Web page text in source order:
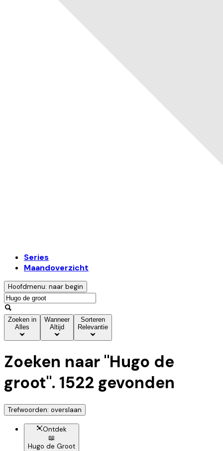
Series
Maandoverzicht
Hoofdmenu: naar begin
Zoeken in
Alles
Wanneer
Altijd
Sorteren
Relevantie
Zoeken naar "Hugo de
groot". 1522 gevonden
Trefwoorden: overslaan
Ontdek
📖
Hugo de Groot